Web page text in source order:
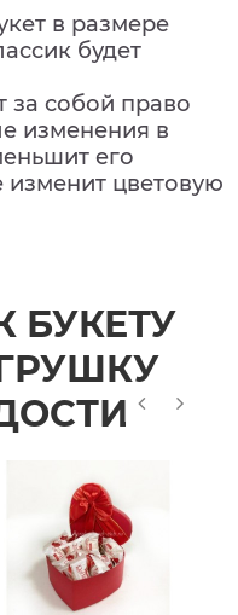
в размере
будет
за собой право
изменения в
его
изменит цветовую
БУКЕТУ